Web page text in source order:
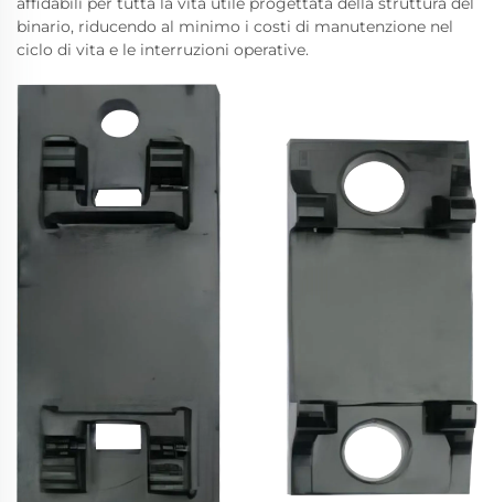
binario, riducendo al minimo i costi di manutenzione nel
ciclo di vita e le interruzioni operative.